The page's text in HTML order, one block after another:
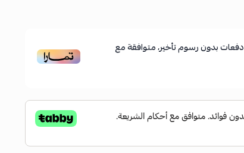
دفعات بدون رسوم تأخير، متوافقة مع